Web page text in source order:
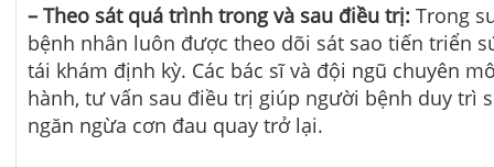
– Theo sát quá trình trong và sau điều trị: Trong
bệnh nhân luôn được theo dõi sát sao tiến triển
tái khám định kỳ. Các bác sĩ và đội ngũ chuyên
hành, tư vấn sau điều trị giúp người bệnh duy trì
ngăn ngừa cơn đau quay trở lại.